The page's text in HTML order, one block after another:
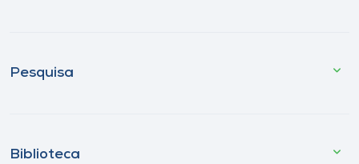
Pesquisa
Biblioteca